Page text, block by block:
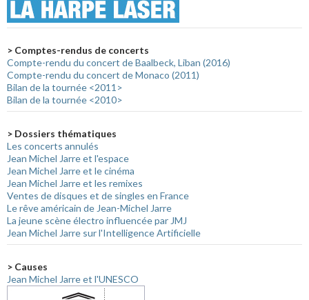
> Comptes-rendus de concerts
Compte-rendu du concert de Baalbeck, Liban (2016)
Compte-rendu du concert de Monaco (2011)
Bilan de la tournée <2011>
Bilan de la tournée <2010>
> Dossiers thématiques
Les concerts annulés
Jean Michel Jarre et l'espace
Jean Michel Jarre et le cinéma
Jean Michel Jarre et les remixes
Ventes de disques et de singles en France
Le rêve américain de Jean-Michel Jarre
La jeune scène électro influencée par JMJ
Jean Michel Jarre sur l'Intelligence Artificielle
> Causes
Jean Michel Jarre et l'UNESCO